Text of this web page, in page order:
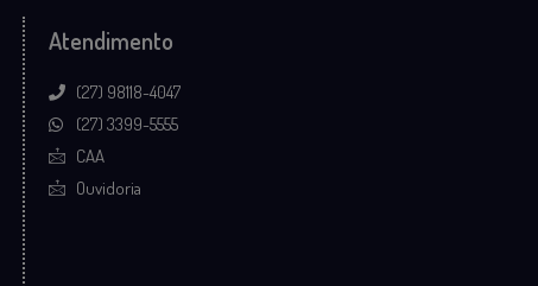
Atendimento
(27) 98118-4047
(27) 3399-5555
CAA
Ouvidoria